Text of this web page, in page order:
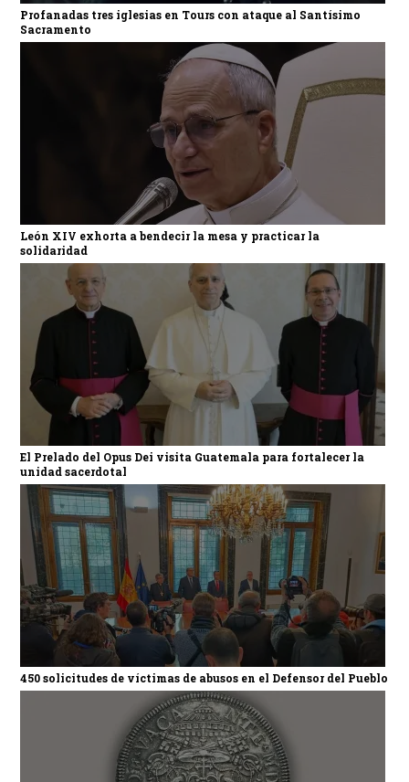
Profanadas tres iglesias en Tours con ataque al Santísimo
Sacramento
León XIV exhorta a bendecir la mesa y practicar la
solidaridad
El Prelado del Opus Dei visita Guatemala para fortalecer la
unidad sacerdotal
450 solicitudes de víctimas de abusos en el Defensor del Pueblo